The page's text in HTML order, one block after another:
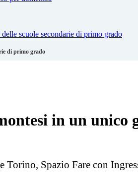
di primo grado
in un unico
Torino, Spazio Fare con